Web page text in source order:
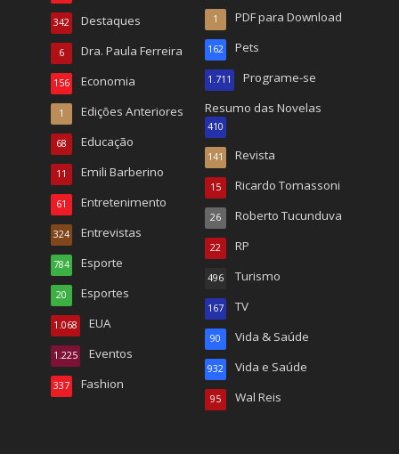
Destaques
342
Dra. Paula Ferreira
6
Economia
156
Edições Anteriores
1
Educação
68
Emili Barberino
11
Entretenimento
61
Entrevistas
324
Esporte
784
Esportes
20
EUA
1.068
Eventos
1.225
Fashion
337
PDF para Download
1
Pets
162
Programe-se
1.711
Resumo das Novelas
410
Revista
141
Ricardo Tomassoni
15
Roberto Tucunduva
26
RP
22
Turismo
496
TV
167
Vida & Saúde
90
Vida e Saúde
932
Wal Reis
95